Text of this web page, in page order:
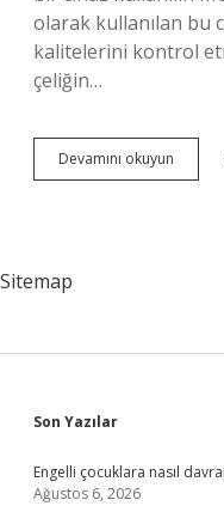
olarak kullanılan bu
kalitelerini kontrol
çeliğin…
Devamını okuyun
Takının
Sitemap
Sidebar
Son Yazılar
Engelli çocuklara nasıl
Ağustos 6, 2026